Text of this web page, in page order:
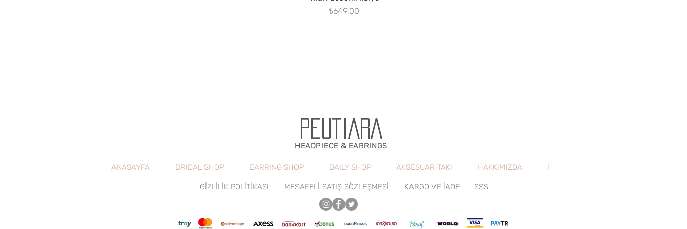
Fiyat
₺649,00
PEUTIARA
HEADPIECE & EARRINGS
ANASAYFA BRIDAL SHOP EARRING SHOP DAILY SHOP AKSESUAR TAKI HAKKIMIZDA İLETİŞİM
GİZLİLİK POLİTİKASI MESAFELİ SATIŞ SÖZLEŞMESİ KARGO VE İADE SSS